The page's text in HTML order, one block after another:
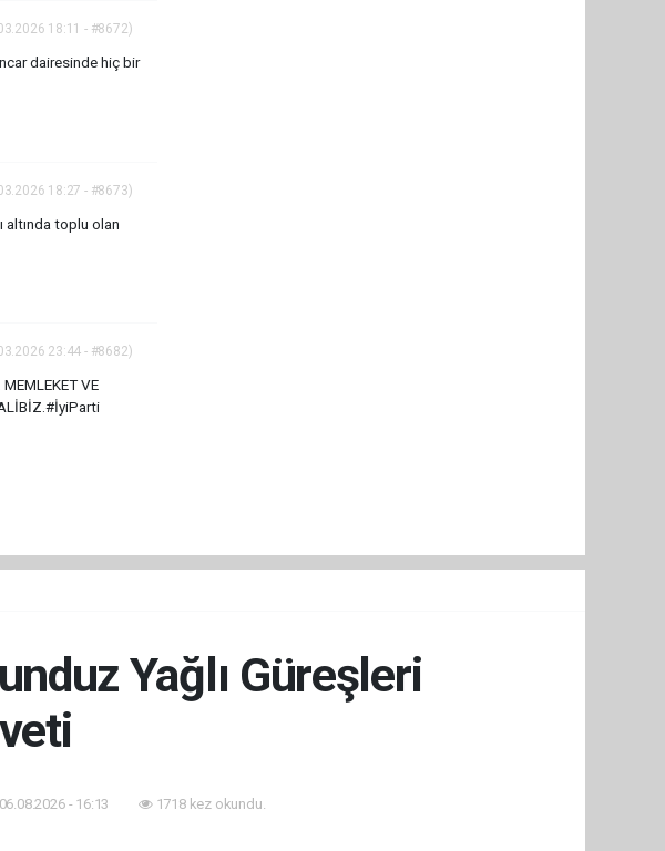
18:11 - #8672)
dairesinde hiç bir
18:27 - #8673)
altında toplu olan
23:44 - #8682)
VE
Yağlı Güreşleri
- 16:13 1718 kez okundu.